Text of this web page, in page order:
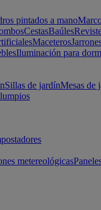
pintados a mano
CestasBaúles
Maceteros
Iluminación para
Sillas de jardínMesas de
metereológicas